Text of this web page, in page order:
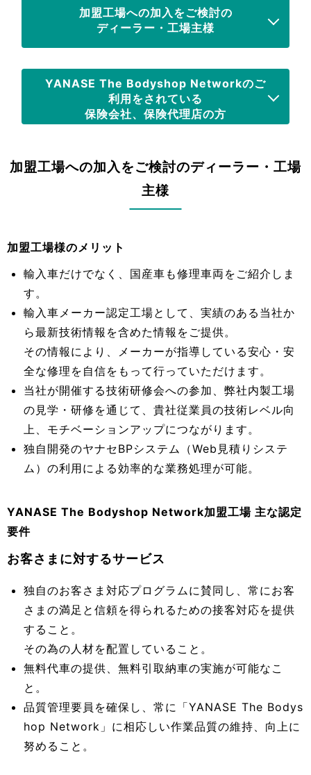
加盟工場への加入をご検討の
ディーラー・工場主様
YANASE The Bodyshop Networkのご
利用をされている
保険会社、保険代理店の方
加盟工場への加入をご検討のディーラー・工場
主様
加盟工場様のメリット
輸入車だけでなく、国産車も修理車両をご紹介しま
す。
輸入車メーカー認定工場として、実績のある当社か
ら最新技術情報を含めた情報をご提供。
その情報により、メーカーが指導している安心・安
全な修理を自信をもって行っていただけます。
当社が開催する技術研修会への参加、弊社内製工場
の見学・研修を通じて、貴社従業員の技術レベル向
上、モチベーションアップにつながります。
独自開発のヤナセBPシステム（Web見積りシステ
ム）の利用による効率的な業務処理が可能。
YANASE The Bodyshop Network加盟工場 主な認定
要件
お客さまに対するサービス
独自のお客さま対応プログラムに賛同し、常にお客
さまの満足と信頼を得られるための接客対応を提供
すること。
その為の人材を配置していること。
無料代車の提供、無料引取納車の実施が可能なこ
と。
品質管理要員を確保し、常に「YANASE The Bodys
hop Network」に相応しい作業品質の維持、向上に
努めること。